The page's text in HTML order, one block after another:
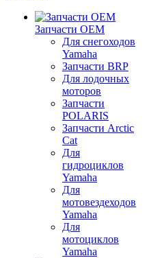
Запчасти OEM
Для снегоходов
Yamaha
Запчасти BRP
Для лодочных
моторов
Запчасти
POLARIS
Запчасти Arctic
Cat
Для
гидроциклов
Yamaha
Для
мотовездеходов
Yamaha
Для
мотоциклов
Yamaha